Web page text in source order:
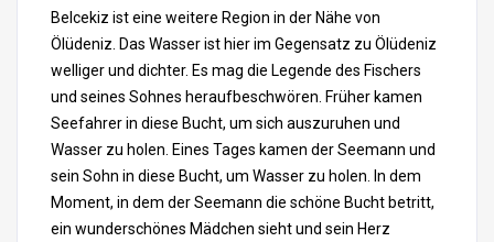
Belcekiz ist eine weitere Region in der Nähe von
Ölüdeniz. Das Wasser ist hier im Gegensatz zu Ölüdeniz
welliger und dichter. Es mag die Legende des Fischers
und seines Sohnes heraufbeschwören. Früher kamen
Seefahrer in diese Bucht, um sich auszuruhen und
Wasser zu holen. Eines Tages kamen der Seemann und
sein Sohn in diese Bucht, um Wasser zu holen. In dem
Moment, in dem der Seemann die schöne Bucht betritt,
ein wunderschönes Mädchen sieht und sein Herz